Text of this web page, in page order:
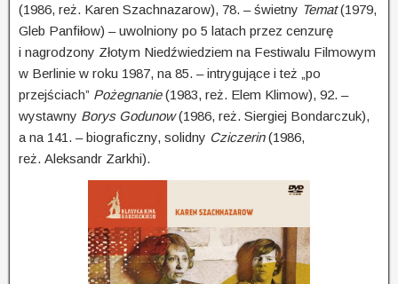
(1986, reż. Karen Szachnazarow), 78. – świetny Temat(1979,
Gleb Panfiłow) – uwolniony po 5 latach przez cenzurę
i nagrodzony Złotym Niedźwiedziem na Festiwalu Filmowym
w Berlinie w roku 1987, na 85. – intrygujące i też „po
przejściach” Pożegna­nie(1983, reż. Elem Klimow), 92. –
wystawny Borys Godunow(1986, reż. Siergiej Bondarczuk),
a na 141. – biograficzny, solidny Cziczerin(1986,
reż. Aleksandr Zarkhi).